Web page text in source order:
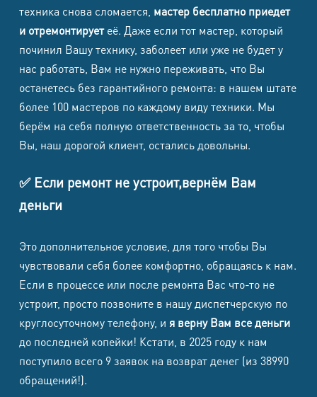
Samsung
Galaxy S23
Ultra
8500 8500 1500 1700
Samsung
Galaxy
S23+
8500 8500 1500 1700
Samsung
Galaxy S23
8500 8500 1500
Galaxy S23
FE
8500 8500 1500 1700
Samsung
Galaxy S22
Ultra
8500 8500 1500 1700
Samsung
техника снова сломается, мастер бесплатно приедет
и отремонтируетеё. Даже если тот мастер, который
починил Вашу технику, заболеет или уже не будет у
нас работать, Вам не нужно переживать, что Вы
останетесь без гарантийного ремонта: в нашем штате
более 100 мастеров по каждому виду техники. Мы
берём на себя полную ответственность за то, чтобы
Вы, наш дорогой клиент, остались довольны.
✅ Если ремонт не устроит,вернём Вам
деньги
Это дополнительное условие, для того чтобы Вы
чувствовали себя более комфортно, обращаясь к нам.
Если в процессе или после ремонта Вас что-то не
устроит, просто позвоните в нашу диспетчерскую по
круглосуточному телефону, и я верну Вам все деньги
до последней копейки! Кстати, в 2025 году к нам
поступило всего 9 заявок на возврат денег (из 38990
обращений!).